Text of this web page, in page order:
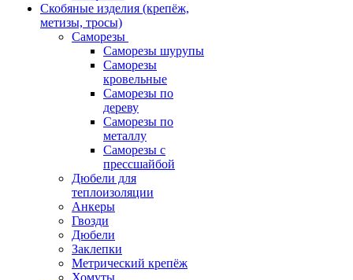
Скобяные изделия (крепёж,
метизы, тросы)
Саморезы
Саморезы шурупы
Саморезы
кровельные
Саморезы по
дереву
Саморезы по
металлу
Саморезы с
прессшайбой
Дюбели для
теплоизоляции
Анкеры
Гвозди
Дюбели
Заклепки
Метрический крепёж
Хомуты